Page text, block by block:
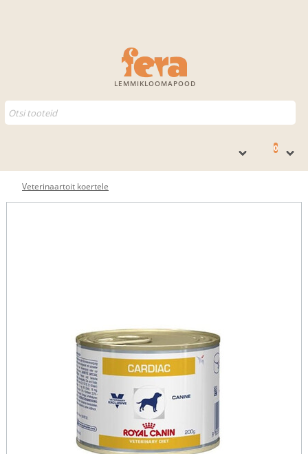
LEMMIKLOOMAPOOD
0
Veterinaartoit koertele